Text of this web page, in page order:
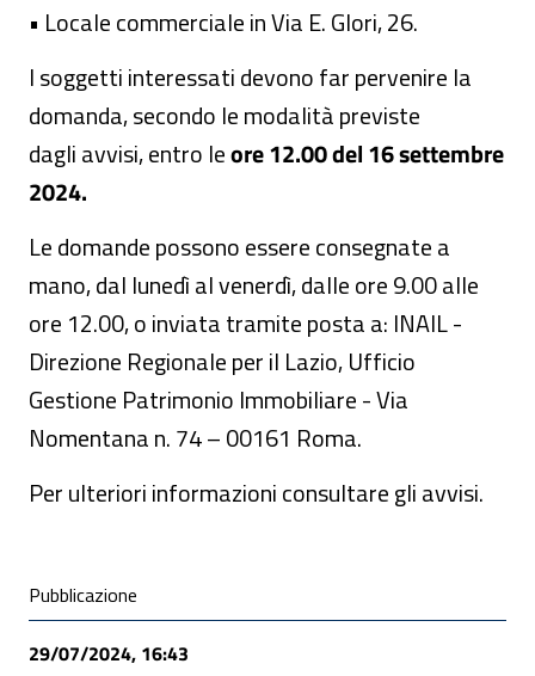
• Locale commerciale in Via E. Glori, 26.
I soggetti interessati devono far pervenire la
domanda, secondo le modalità previste
dagli avvisi, entro leore 12.00 del 16 settembre
2024.
Le domande possono essere consegnate a
mano, dal lunedì al venerdì, dalle ore 9.00 alle
ore 12.00, o inviata tramite posta a: INAIL -
Direzione Regionale per il Lazio, Ufficio
Gestione Patrimonio Immobiliare - Via
Nomentana n. 74 – 00161 Roma.
Per ulteriori informazioni consultare gli avvisi.
Condivisione social
Pubblicazione
29/07/2024, 16:43